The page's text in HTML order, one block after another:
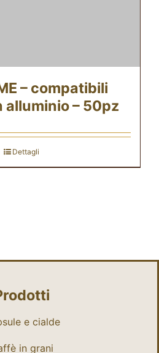
– compatibili
alluminio – 50pz
Dettagli
e cialde
in grani